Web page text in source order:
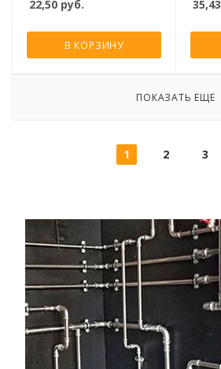
22,50 руб.
В КОРЗИНУ
35,43
ПОКАЗАТЬ ЕЩЕ
1 2 3